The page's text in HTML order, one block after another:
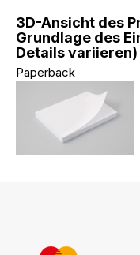
3D-Ansicht des
Grundlage des
Details variieren)
Paperback